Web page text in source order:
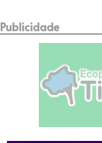
Publicidade